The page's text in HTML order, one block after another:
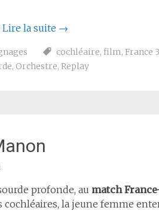
Lire la suite →
cochléaire, film, France 3
, Orchestre, Replay
profonde, au match
cochléaires, la jeune femme